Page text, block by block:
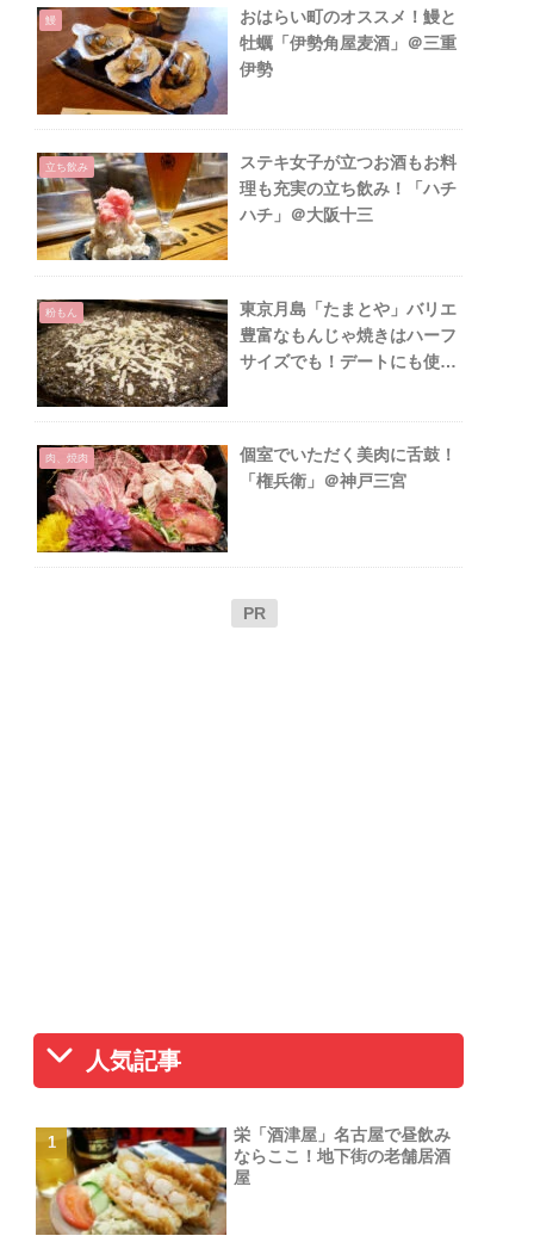
鰻
おはらい町のオススメ！鰻と
牡蠣「伊勢角屋麦酒」＠三重
伊勢
立ち飲み
ステキ女子が立つお酒もお料
理も充実の立ち飲み！「ハチ
ハチ」＠大阪十三
粉もん
東京月島「たまとや」バリエ
豊富なもんじゃ焼きはハーフ
サイズでも！デートにも使え
肉、焼肉
個室でいただく美肉に舌鼓！
「権兵衛」＠神戸三宮
PR
人気記事
栄「酒津屋」名古屋で昼飲み
ならここ！地下街の老舗居酒
屋